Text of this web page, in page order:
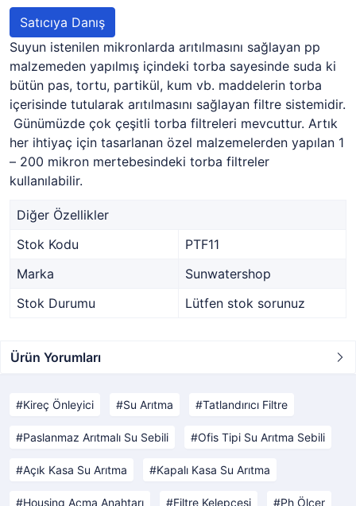
Satıcıya Danış
Suyun istenilen mikronlarda arıtılmasını sağlayan pp
malzemeden yapılmış içindeki torba sayesinde suda ki
bütün pas, tortu, partikül, kum vb. maddelerin torba
içerisinde tutularak arıtılmasını sağlayan filtre sistemidir.
Günümüzde çok çeşitli torba filtreleri mevcuttur. Artık
her ihtiyaç için tasarlanan özel malzemelerden yapılan 1
– 200 mikron mertebesindeki torba filtreler
kullanılabilir.
Diğer Özellikler
Stok Kodu
PTF11
Marka
Sunwatershop
Stok Durumu
Lütfen stok sorunuz
Ürün Yorumları
Kireç Önleyici Su Arıtma Tatlandırıcı Filtre
Paslanmaz Arıtmalı Su Sebili Ofis Tipi Su Arıtma Sebili
Açık Kasa Su Arıtma Kapalı Kasa Su Arıtma
Housing Açma Anahtarı Filtre Kelepçesi Ph Ölçer